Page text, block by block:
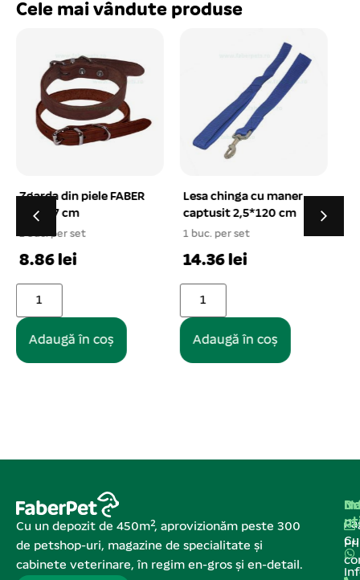
Cele mai vândute produse
Lesa chinga cu maner
captusit 2,5*120 cm
1 buc. per set
14.36 lei
Adaugă în coș
Calci-Bio-Vit Crestere
+D3 cu macese si
catina pt. catei 800 g
46.88 lei
Adaugă în coș
Cu un depozit de 450m², aprovizionăm peste 300
de petshop-uri, magazine de specialitate și
cabinete veterinare, în regim en-gros și en-detail.